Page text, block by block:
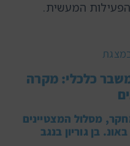
המעשית.
משבר כלכלי: מקרה
מסלול המצטיינים
בן גוריון בנגב